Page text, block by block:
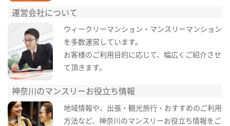
運営会社について
ウィークリーマンション・マンスリーマンション
を多数運営しています。
お客様のご利用目的に応じて、幅広くご紹介させ
て頂きます。
神奈川のマンスリーお役立ち情報
地域情報や、出張・観光旅行・おすすめのご利用
方法など、神奈川のマンスリーお役立ち情報をご